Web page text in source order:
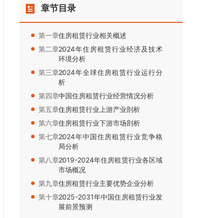
章节目录
第一章：住房租赁行业相关概述
第二章：2024年住房租赁行业经济及技术
环境分析
第三章：2024年全球住房租赁行业运行分
析
第四章：中国住房租赁行业经营情况分析
第五章：住房租赁行业上游产业剖析
第六章：住房租赁行业下游市场剖析
第七章：2024年中国住房租赁行业竞争格
局分析
第八章：2019-2024年住房租赁行业各区域
市场概况
第九章：住房租赁行业主要优势企业分析
第十章：2025-2031年中国住房租赁行业发
展前景预测